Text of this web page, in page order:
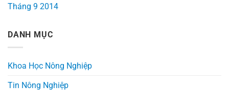
Tháng 9 2014
DANH MỤC
Khoa Học Nông Nghiệp
Tin Nông Nghiệp